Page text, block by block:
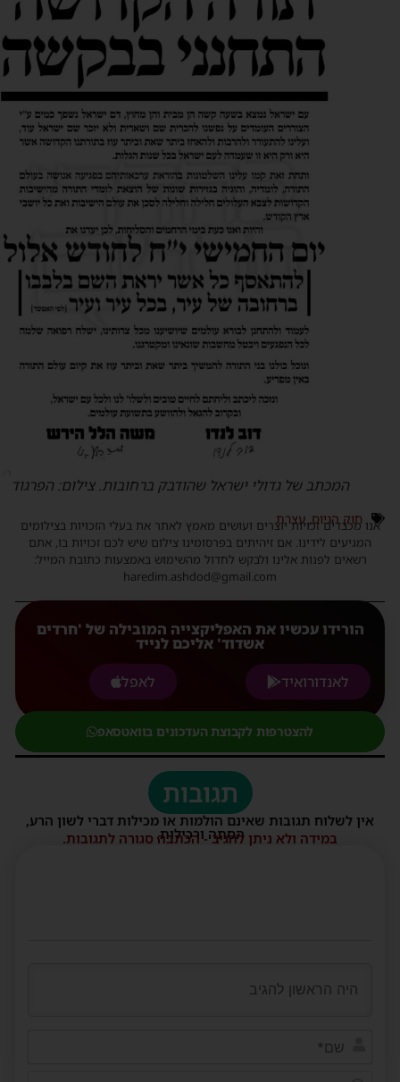
המכתב של גדולי ישראל שהודבק ברחובות. צילום: הפרגוד
חוק הגיוס,עצרת
אנו מכבדים זכויות יוצרים ועושים מאמץ לאתר את בעלי הזכויות בצילומים
המגיעים לידינו. אם זיהיתים בפרסומינו צילום שיש לכם זכויות בו, אתם
רשאים לפנות אלינו ולבקש לחדול מהשימוש באמצעות כתובת המייל:
haredim.ashdod@gmail.com
הורידו עכשיו את האפליקצייה המובילה של 'חרדים
אשדוד' אליכם לנייד
לאנדורואיד
לאפל
להצטרפות לקבוצת העדכונים בוואטסאפ
תגובות
אין לשלוח תגובות שאינם הולמות או מכילות דברי לשון הרע,
הסתה ורכילות.
במידה ולא ניתן להגיב - הכתבה סגורה לתגובות.